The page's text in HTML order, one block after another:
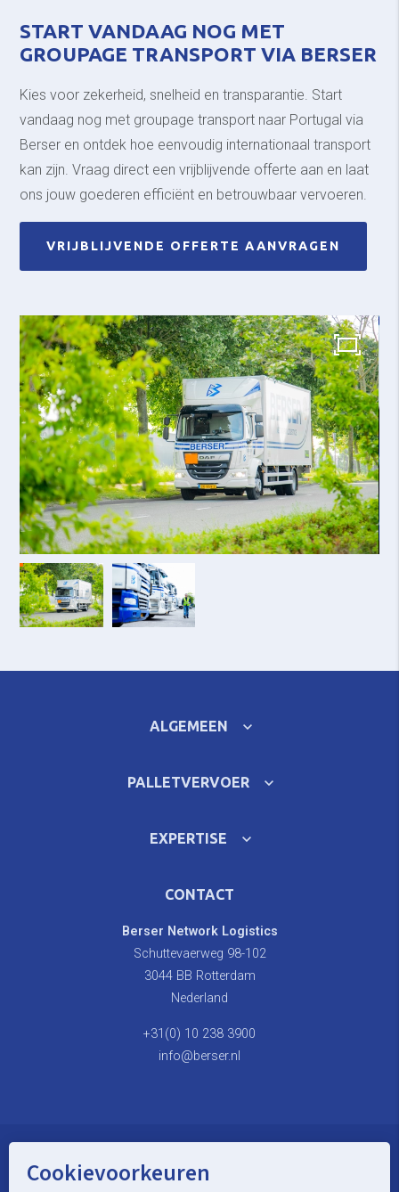
START VANDAAG NOG MET
GROUPAGE TRANSPORT VIA BERSER
Kies voor zekerheid, snelheid en transparantie. Start
vandaag nog met groupage transport naar Portugal via
Berser en ontdek hoe eenvoudig internationaal transport
kan zijn. Vraag direct een vrijblijvende offerte aan en laat
ons jouw goederen efficiënt en betrouwbaar vervoeren.
VRIJBLIJVENDE OFFERTE AANVRAGEN
ALGEMEEN
PALLETVERVOER
EXPERTISE
CONTACT
Berser Network Logistics
Schuttevaerweg 98-102
3044 BB Rotterdam
Nederland
+31(0) 10 238 3900
info@berser.nl
© Berser Network Logistics
Cookievoorkeuren